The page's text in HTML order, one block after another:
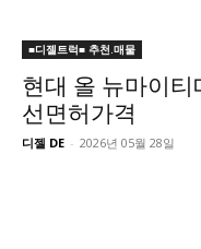
■디젤트럭■ 추천.매물
현대 올 뉴마이
선면허가격
디젤 DE - 2026년 05월 28일